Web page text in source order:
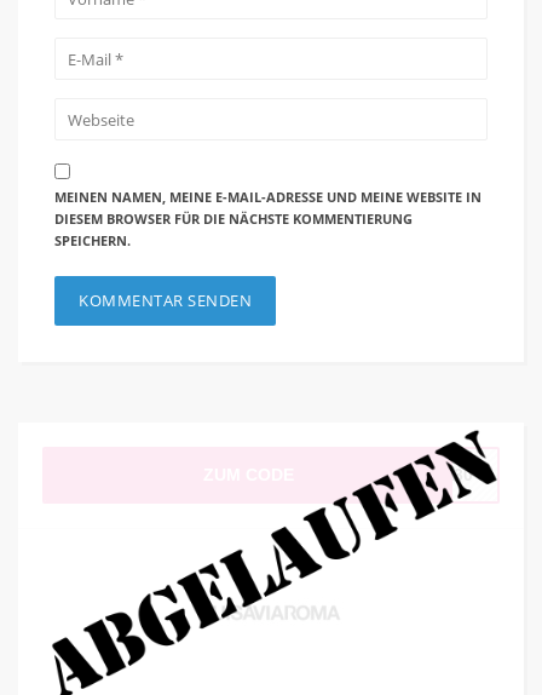
MEINEN NAMEN, MEINE E-MAIL-ADRESSE UND MEINE WEBSITE IN
DIESEM BROWSER FÜR DIE NÄCHSTE KOMMENTIERUNG
SPEICHERN.
EX30